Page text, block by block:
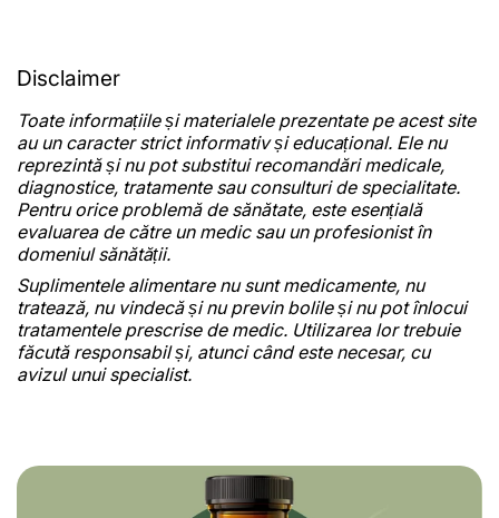
Disclaimer
Toate informațiile și materialele prezentate pe acest site
au un caracter strict informativ și educațional. Ele nu
reprezintă și nu pot substitui recomandări medicale,
diagnostice, tratamente sau consulturi de specialitate.
Pentru orice problemă de sănătate, este esențială
evaluarea de către un medic sau un profesionist în
domeniul sănătății.
Suplimentele alimentare nu sunt medicamente, nu
tratează, nu vindecă și nu previn bolile și nu pot înlocui
tratamentele prescrise de medic. Utilizarea lor trebuie
făcută responsabil și, atunci când este necesar, cu
avizul unui specialist.